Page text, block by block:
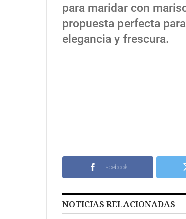
para maridar con
propuesta perfecta
elegancia y frescura.
Facebook
NOTICIAS RELACIONADAS